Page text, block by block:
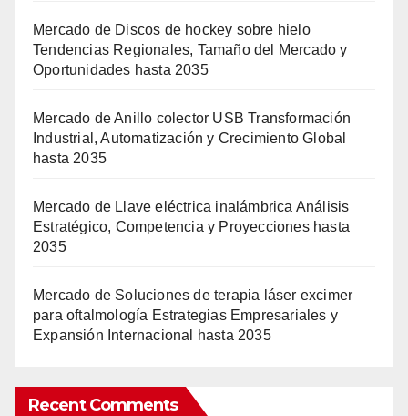
Mercado de Discos de hockey sobre hielo
Tendencias Regionales, Tamaño del Mercado y
Oportunidades hasta 2035
Mercado de Anillo colector USB Transformación
Industrial, Automatización y Crecimiento Global
hasta 2035
Mercado de Llave eléctrica inalámbrica Análisis
Estratégico, Competencia y Proyecciones hasta
2035
Mercado de Soluciones de terapia láser excimer
para oftalmología Estrategias Empresariales y
Expansión Internacional hasta 2035
Recent Comments